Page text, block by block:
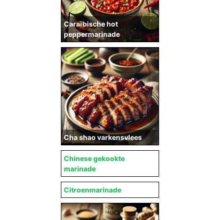
Caraïbische hot
peppermarinade
Cha shao varkensvlees
Chinese gekookte
marinade
Citroenmarinade